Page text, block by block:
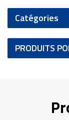
Catégories
PRODUITS